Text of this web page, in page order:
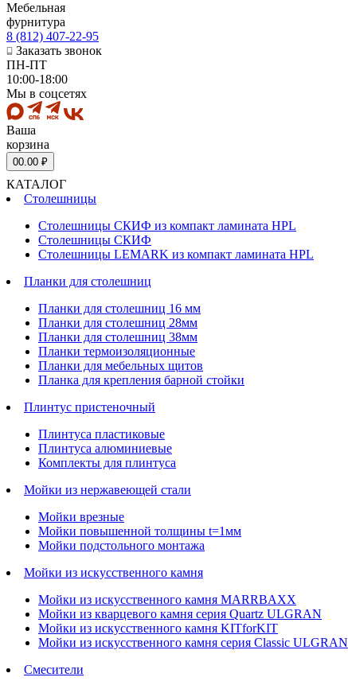
Мебельная
фурнитура
8 (812) 407-22-95
Заказать звонок
ПН-ПТ
10:00-18:00
Мы в соцсетях
Ваша
корзина
00.00 ₽
КАТАЛОГ
Столешницы
Столешницы СКИФ из компакт ламината HPL
Столешницы СКИФ
Столешницы LEMARK из компакт ламината HPL
Планки для столешниц
Планки для столешниц 16 мм
Планки для столешниц 28мм
Планки для столешниц 38мм
Планки термоизоляционные
Планки для мебельных щитов
Планка для крепления барной стойки
Плинтус пристеночный
Плинтуса пластиковые
Плинтуса алюминиевые
Комплекты для плинтуса
Мойки из нержавеющей стали
Мойки врезные
Мойки повышенной толщины t=1мм
Мойки подстольного монтажа
Мойки из искусственного камня
Мойки из искусственного камня MARRBAXX
Мойки из кварцевого камня серия Quartz ULGRAN
Мойки из искусственного камня KITforKIT
Мойки из искусственного камня серия Classic ULGRAN
Смесители